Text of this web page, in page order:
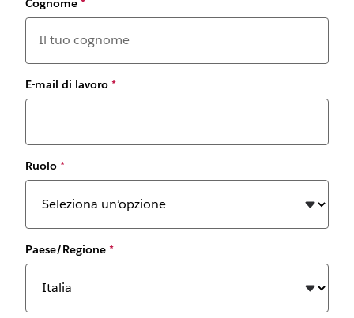
Cognome *
E-mail di lavoro *
Ruolo *
Paese/Regione *